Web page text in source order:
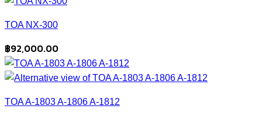
TOA NX-300
฿92,000.00
TOA A-1803 A-1806 A-1812